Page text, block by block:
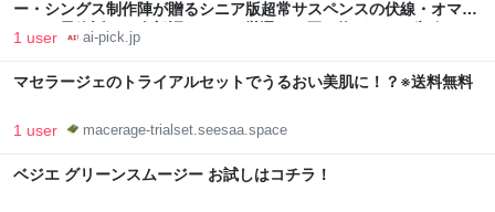
ー・シングス制作陣が贈るシニア版超常サスペンスの伏線・オマー
ジュ・最終話まで全部語る - AIが厳選した買い物ガイド | 失敗しな
い商品選び - AIピック
1 user ai-pick.jp
マセラージェのトライアルセットでうるおい美肌に！？※送料無料
1 user macerage-trialset.seesaa.space
ベジエ グリーンスムージー お試しはコチラ！